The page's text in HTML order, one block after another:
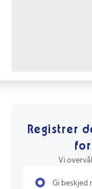
Registrer
Vi
Gi beskjed